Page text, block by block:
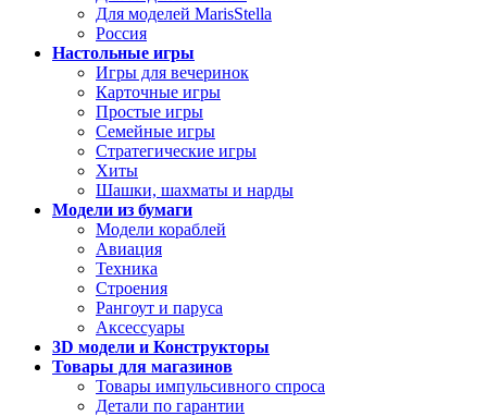
Для моделей MarisStella
Россия
Настольные игры
Игры для вечеринок
Карточные игры
Простые игры
Семейные игры
Стратегические игры
Хиты
Шашки, шахматы и нарды
Модели из бумаги
Модели кораблей
Авиация
Техника
Строения
Рангоут и паруса
Аксессуары
3D модели и Конструкторы
Товары для магазинов
Товары импульсивного спроса
Детали по гарантии